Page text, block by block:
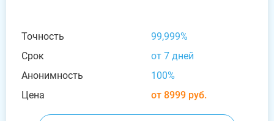
Точность
99,999%
Срок
от 7 дней
Анонимность
100%
Цена
от 8999 руб.